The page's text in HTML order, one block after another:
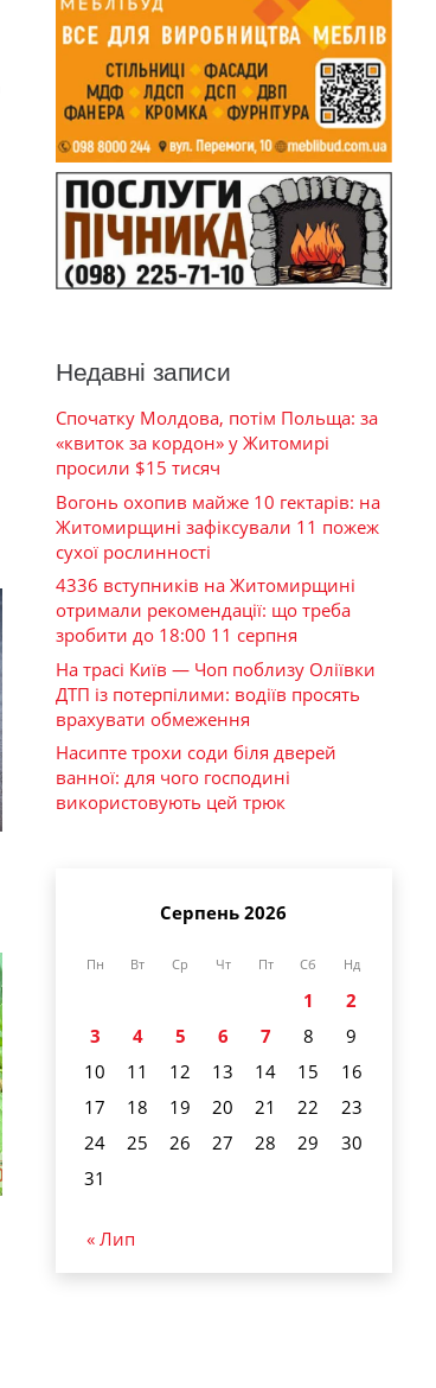
Недавні записи
Спочатку Молдова, потім Польща: за
«квиток за кордон» у Житомирі
просили $15 тисяч
Вогонь охопив майже 10 гектарів: на
Житомирщині зафіксували 11 пожеж
сухої рослинності
4336 вступників на Житомирщині
отримали рекомендації: що треба
зробити до 18:00 11 серпня
На трасі Київ — Чоп поблизу Оліївки
ДТП із потерпілими: водіїв просять
врахувати обмеження
Насипте трохи соди біля дверей
ванної: для чого господині
використовують цей трюк
Серпень 2026
Пн Вт Ср Чт Пт Сб Нд
1
2
3
4 5 6 7 8
9
10
11 12 13 14 15
16
17
18 19 20 21 22
23
24
25 26 27 28 29
30
31
« Лип